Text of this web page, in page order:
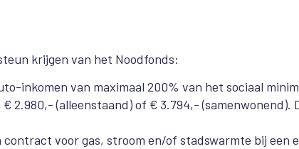
krijgen van het Noodfonds:
inkomen van maximaal 200% van het sociaal
2.980,- (alleenstaand) of € 3.794,- (samenwonend).
contract voor gas, stroom en/of stadswarmte bij een